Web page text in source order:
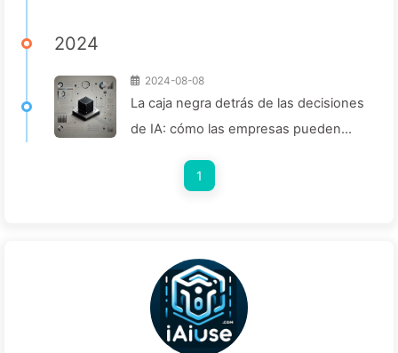
2024
2024-08-08
La caja negra detrás de las decisiones
de IA: cómo las empresas pueden
transformar sus procesos de toma de
1